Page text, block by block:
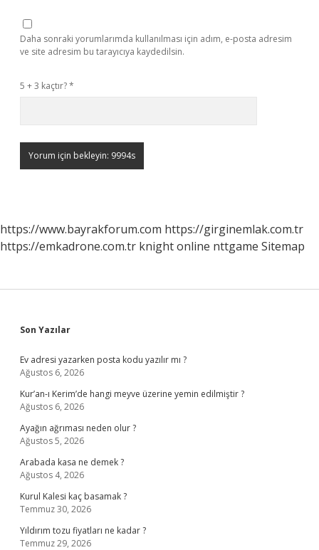
Daha sonraki yorumlarımda kullanılması için adım, e-posta adresim
ve site adresim bu tarayıcıya kaydedilsin.
5 + 3 kaçtır?*
https://www.bayrakforum.com https://girginemlak.com.tr
https://emkadrone.com.tr knight online nttgame Sitemap
Sidebar
Son Yazılar
Ev adresi yazarken posta kodu yazılır mı ?
Ağustos 6, 2026
Kur’an-ı Kerim’de hangi meyve üzerine yemin edilmiştir ?
Ağustos 6, 2026
Ayağın ağrıması neden olur ?
Ağustos 5, 2026
Arabada kasa ne demek ?
Ağustos 4, 2026
Kurul Kalesi kaç basamak ?
Temmuz 30, 2026
Yıldırım tozu fiyatları ne kadar ?
Temmuz 29, 2026